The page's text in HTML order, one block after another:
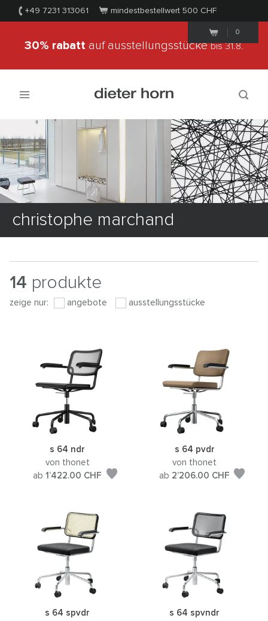
+49 7231 313061 mindestbestellwert 500 CHF
0
30% rabatt auf ausstellungsstückebis 31.8.
christophe marchand
14 produkte
zeige nur: angebote ausstellungsstücke
s 64 ndr
von thonet
ab 1’422.00 CHF
s 64 pvdr
von thonet
ab 2’206.00 CHF
s 64 spvdr
s 64 spvndr